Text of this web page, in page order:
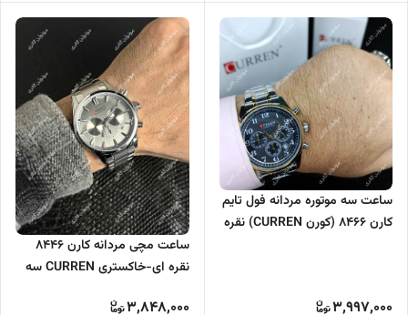
ساعت سه موتوره مردانه فول تایم
کارن 8466 (کورن CURREN) نقره
3,997,000
ساعت مچی مردانه کارن 8446
نقره ای-خاکستری CURREN سه
3,848,000